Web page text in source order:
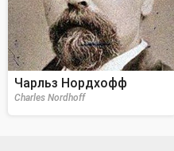
Чарльз Нордхофф
Charles Nordhoff